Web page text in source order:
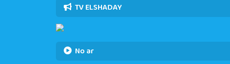
TV ELSHADAY
No ar